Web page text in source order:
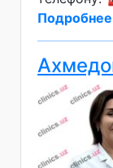
Подробнее